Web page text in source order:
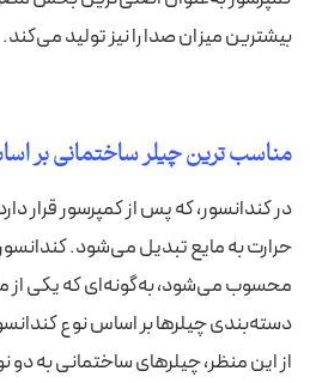
بیشترین میزان صدا را نیز تولید می‌کند.
مناسب ترین چیلر ساختمانی بر
در کندانسور، که پس از کمپرسور قرار
حرارت به مایع تبدیل می‌شود.
محسوب می‌شود، به‌گونه‌ای که یکی
دسته‌بندی چیلرها بر اساس نوع
از این منظر، چیلرهای ساختمانی به